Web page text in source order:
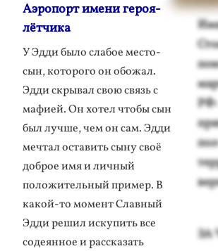
РФ:
ЗА
Аэропорт имени героя-
лётчика
У Эдди было слабое место-
сын, которого он обожал.
Эдди скрывал свою связь с
мафией. Он хотел чтобы сын
был лучше, чем он сам. Эдди
мечтал оставить сыну своё
доброе имя и личный
положительный пример. В
какой-то момент Славный
Эдди решил искупить все
содеянное и рассказать